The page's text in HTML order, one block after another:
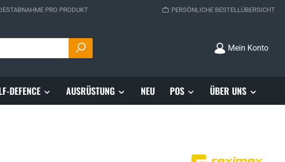
PRO PRODUKT PERSÖNLICHE BESTELLÜBERSICHT
Mein Konto
DEFENCE AUSRÜSTUNG NEU POS ÜBER UNS